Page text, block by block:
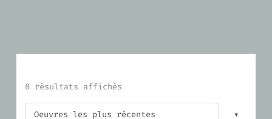
8 résultats affichés